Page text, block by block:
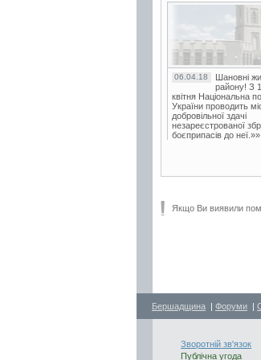
06.04.18
Шановні
району! З
квітня Національна
України проводить
добровільної здачі
незареєстрованої
боєприпасів до неї.»»
Якщо Ви виявили
Бершадщина | Форуми |
Зворотній зв'язок
Публічна угода